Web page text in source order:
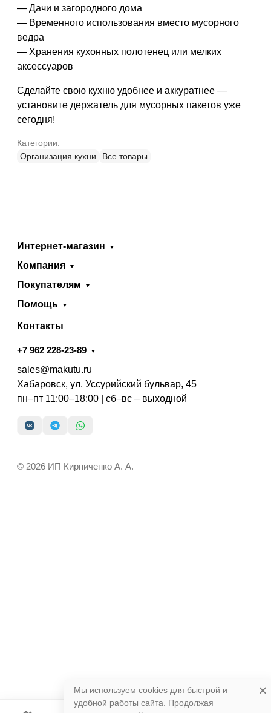
— Дачи и загородного дома
— Временного использования вместо мусорного
ведра
— Хранения кухонных полотенец или мелких
аксессуаров
Сделайте свою кухню удобнее и аккуратнее —
установите держатель для мусорных пакетов уже
сегодня!
Категории:
Организация кухни
Все товары
Интернет-магазин
Компания
Покупателям
Помощь
Контакты
+7 962 228-23-89
sales@makutu.ru
Хабаровск, ул. Уссурийский бульвар, 45
пн–пт 11:00–18:00 | сб–вс – выходной
© 2026 ИП Кирпиченко А. А.
Мы используем cookies для быстрой и
удобной работы сайта. Продолжая